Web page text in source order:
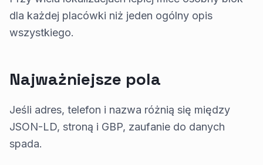
dla każdej placówki niż jeden ogólny opis
wszystkiego.
Najważniejsze pola
Jeśli adres, telefon i nazwa różnią się między
JSON-LD, stroną i GBP, zaufanie do danych
spada.